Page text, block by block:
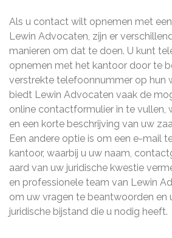
Als u contact wilt opnemen met
Lewin Advocaten, zijn er
manieren om dat te doen. U kunt
opnemen met het kantoor door te
verstrekte telefoonnummer op hun
biedt Lewin Advocaten vaak de
online contactformulier in te vullen,
en een korte beschrijving van uw
Een andere optie is om een e-mail
kantoor, waarbij u uw naam,
aard van uw juridische kwestie
en professionele team van Lewin
om uw vragen te beantwoorden en
juridische bijstand die u nodig heeft.